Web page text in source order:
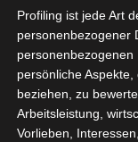
Sonntag, 26.
Avenir
sportive
Mehrez
Profiling ist jede Art
personenbezogener
persönliche
beziehen, zu
Arbeitsleistung,
Vorlieben,